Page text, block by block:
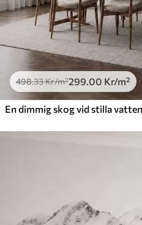
498.33Kr/m²299.00 Kr/m²